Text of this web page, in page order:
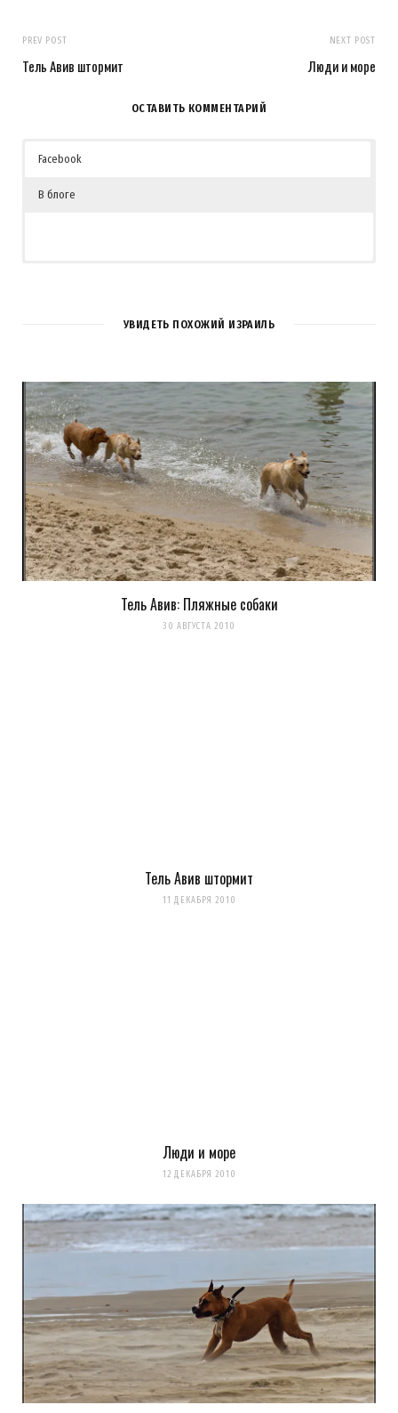
PREV POST
Тель Авив штормит
NEXT POST
Люди и море
ОСТАВИТЬ КОММЕНТАРИЙ
Facebook
В блоге
УВИДЕТЬ ПОХОЖИЙ ИЗРАИЛЬ
Тель Авив: Пляжные собаки
30 АВГУСТА 2010
Тель Авив штормит
11 ДЕКАБРЯ 2010
Люди и море
12 ДЕКАБРЯ 2010